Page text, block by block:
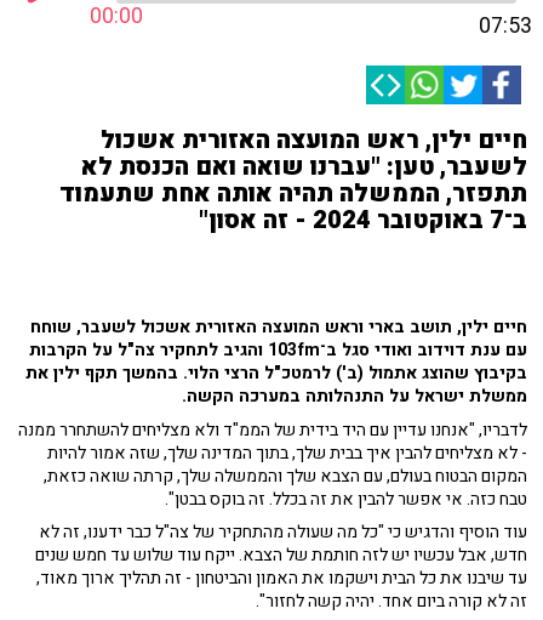
00:00 07:53
חיים ילין, ראש המועצה האזורית אשכול
לשעבר, טען: "עברנו שואה ואם הכנסת לא
תתפזר, הממשלה תהיה אותה אחת שתעמוד
ב־7 באוקטובר 2024 - זה אסון"
חיים ילין, תושב בארי וראש המועצה האזורית אשכול לשעבר, שוחח
עם ענת דוידוב ואודי סגל ב־103fm והגיב לתחקיר צה"ל על הקרבות
בקיבוץ שהוצג אתמול (ב') לרמטכ"ל הרצי הלוי. בהמשך תקף ילין את
ממשלת ישראל על התנהלותה במערכה הקשה.
לדבריו, "אנחנו עדיין עם היד בידית של הממ"ד ולא מצליחים להשתחרר ממנה
- לא מצליחים להבין איך בבית שלך, בתוך המדינה שלך, שזה אמור להיות
המקום הבטוח בעולם, עם הצבא שלך והממשלה שלך, קרתה שואה כזאת,
טבח כזה. אי אפשר להבין את זה בכלל. זה בוקס בבטן".
עוד הוסיף והדגיש כי "כל מה שעולה מהתחקיר של צה"ל כבר ידענו, זה לא
חדש, אבל עכשיו יש לזה חותמת של הצבא. ייקח עוד שלוש עד חמש שנים
עד שיבנו את כל הבית וישקמו את האמון והביטחון - זה תהליך ארוך מאוד,
זה לא קורה ביום אחד. יהיה קשה לחזור".